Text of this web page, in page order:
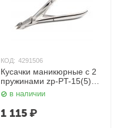
КОД: 4291506
Кусачки маникюрные с 2
пружинами zp-PT-15(5)-M
2spr 5 мм. Zinger
в наличии
1 115₽